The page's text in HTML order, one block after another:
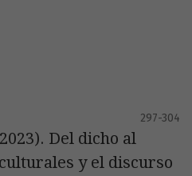
297-304
Del dicho al
y el discurso